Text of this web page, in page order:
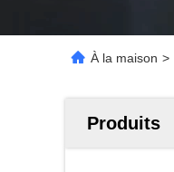
À la maison >
Produits